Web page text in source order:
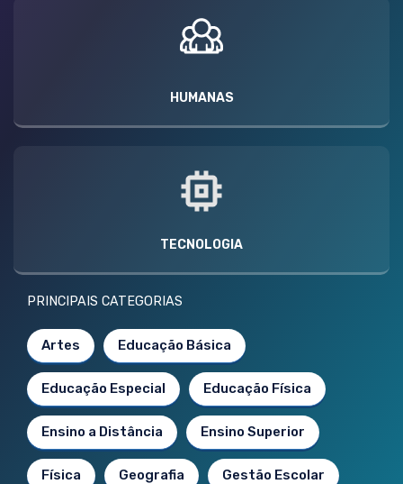
HUMANAS
TECNOLOGIA
PRINCIPAIS CATEGORIAS
Artes Educação Básica
Educação Especial Educação Física
Ensino a Distância Ensino Superior
Física Geografia Gestão Escolar